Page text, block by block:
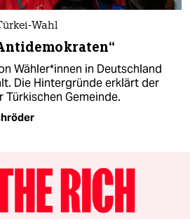
Wahl
Wähler*innen in Deutschland
Die Hintergründe erklärt der
Gemeinde.